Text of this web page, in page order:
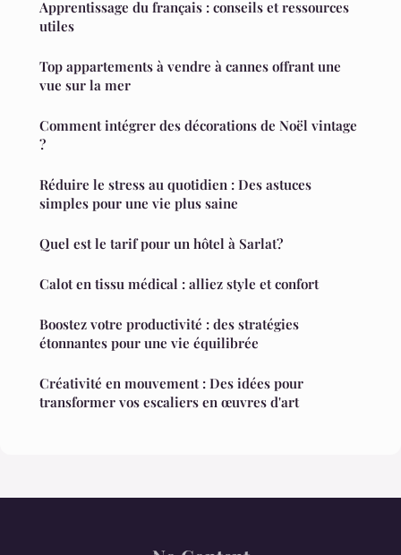
Apprentissage du français : conseils et ressources
utiles
Top appartements à vendre à cannes offrant une
vue sur la mer
Comment intégrer des décorations de Noël vintage
?
Réduire le stress au quotidien : Des astuces
simples pour une vie plus saine
Quel est le tarif pour un hôtel à Sarlat?
Calot en tissu médical : alliez style et confort
Boostez votre productivité : des stratégies
étonnantes pour une vie équilibrée
Créativité en mouvement : Des idées pour
transformer vos escaliers en œuvres d'art